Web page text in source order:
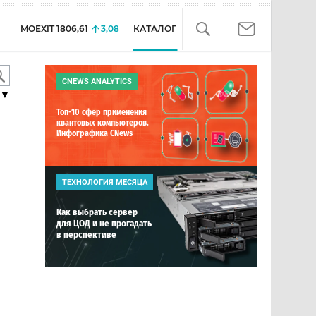
MOEXIT 1806,61 3,08 КАТАЛОГ
CNEWS ANALYTICS
Топ-10 сфер применения
квантовых компьютеров.
Инфографика CNews
ТЕХНОЛОГИЯ МЕСЯЦА
Как выбрать сервер
для ЦОД и не прогадать
в перспективе